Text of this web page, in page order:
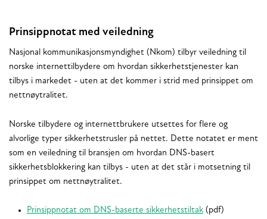
Prinsippnotat med veiledning
Nasjonal kommunikasjonsmyndighet (Nkom) tilbyr veiledning til
norske internettilbydere om hvordan sikkerhetstjenester kan
tilbys i markedet - uten at det kommer i strid med prinsippet om
nettnøytralitet.
Norske tilbydere og internettbrukere utsettes for flere og
alvorlige typer sikkerhetstrusler på nettet. Dette notatet er ment
som en veiledning til bransjen om hvordan DNS-basert
sikkerhetsblokkering kan tilbys - uten at det står i motsetning til
prinsippet om nettnøytralitet.
Prinsippnotat om DNS-baserte sikkerhetstiltak (pdf)